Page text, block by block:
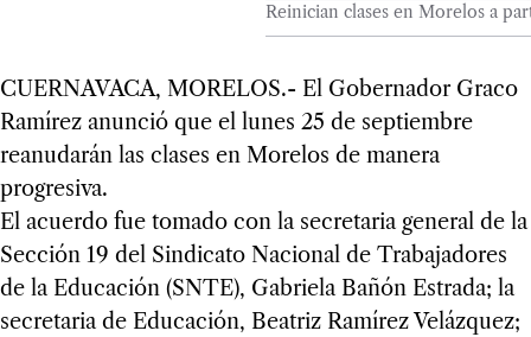
Reinician clases en Morelos a
CUERNAVACA, MORELOS.- El Gobernador Graco
Ramírez anunció que el lunes 25 de septiembre
reanudarán las clases en Morelos de manera
progresiva.
El acuerdo fue tomado con la secretaria general de la
Sección 19 del Sindicato Nacional de Trabajadores
de la Educación (SNTE), Gabriela Bañón Estrada; la
secretaria de Educación, Beatriz Ramírez Velázquez;